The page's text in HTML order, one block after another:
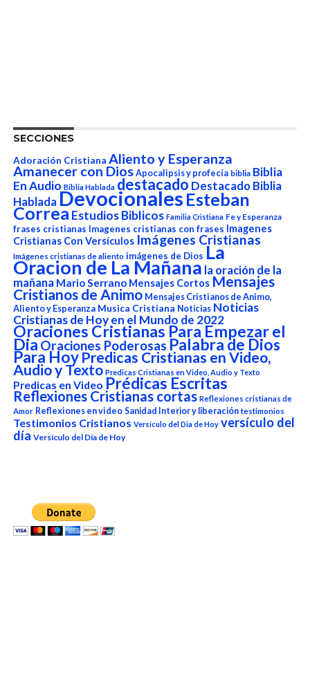
SECCIONES
Adoración Cristiana Aliento y Esperanza
Amanecer con Dios Apocalipsis y profecía biblia Biblia
En Audio Biblia Hablada destacado Destacado Biblia
HabladaDevocionalesEsteban
Correa Estudios Biblicos Familia Cristiana Fe y Esperanza
frases cristianas Imagenes cristianas con frases Imagenes
Cristianas Con Versículos Imágenes Cristianas
Imágenes cristianas de aliento imágenes de Dios La
Oracion de La Mañana la oración de la
mañana Mario Serrano Mensajes Cortos Mensajes
Cristianos de Animo Mensajes Cristianos de Animo,
Aliento y Esperanza Musica Cristiana Noticias Noticias
Cristianas de Hoy en el Mundo de 2022
Oraciones Cristianas Para Empezar el
Dia Oraciones Poderosas Palabra de Dios
Para Hoy Predicas Cristianas en Video,
Audio y Texto Predicas Cristianas en Video, Audio y Texto
Predicas en Video Prédicas Escritas
Reflexiones Cristianas cortas Reflexiones cristianas de
Amor Reflexiones en video Sanidad Interior y liberación testimonios
Testimonios Cristianos Versículo del Dia de Hoy versículo del
día Versículo del Día de Hoy